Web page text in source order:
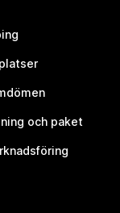
och paket